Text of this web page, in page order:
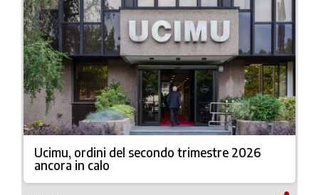
Ucimu, ordini del secondo trimestre 2026
ancora in calo